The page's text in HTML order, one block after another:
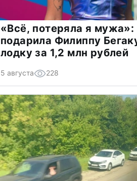
«Всё, потеряла я мужа»:
подарила Филиппу
лодку за 1,2 млн рублей
5 августа 228